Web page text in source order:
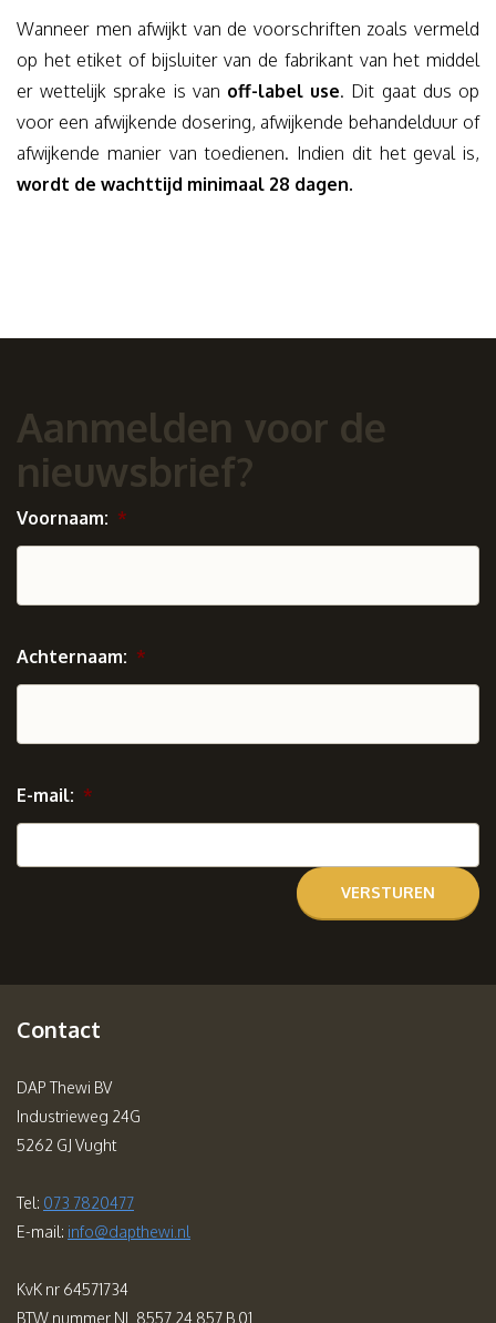
Wanneer men afwijkt van de voorschriften zoals vermeld
op het etiket of bijsluiter van de fabrikant van het middel
er wettelijk sprake is van off-label use. Dit gaat dus op
voor een afwijkende dosering, afwijkende behandelduur of
afwijkende manier van toedienen. Indien dit het geval is,
wordt de wachttijd minimaal 28 dagen.
Aanmelden voor de
nieuwsbrief?
Voornaam: *
Achternaam: *
E-mail: *
Contact
DAP Thewi BV
Industrieweg 24G
5262 GJ Vught
Tel: 073 7820477
E-mail: info@dapthewi.nl
KvK nr 64571734
BTW nummer NL 8557.24.857.B.01